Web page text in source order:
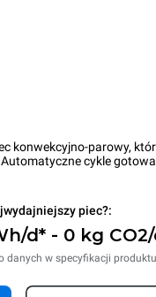
konwekcyjno-parowy,
cykle
piec?:
d* - 0 kg
danych w specyfikacji